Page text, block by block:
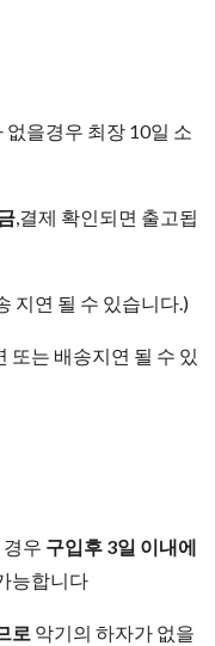
을경우 최장 10일 소
,결제 확인되면 출고됩
연 될 수 있습니다.)
는 배송지연 될 수 있
우 구입후 3일 이내에
능합니다
로 악기의 하자가 없을